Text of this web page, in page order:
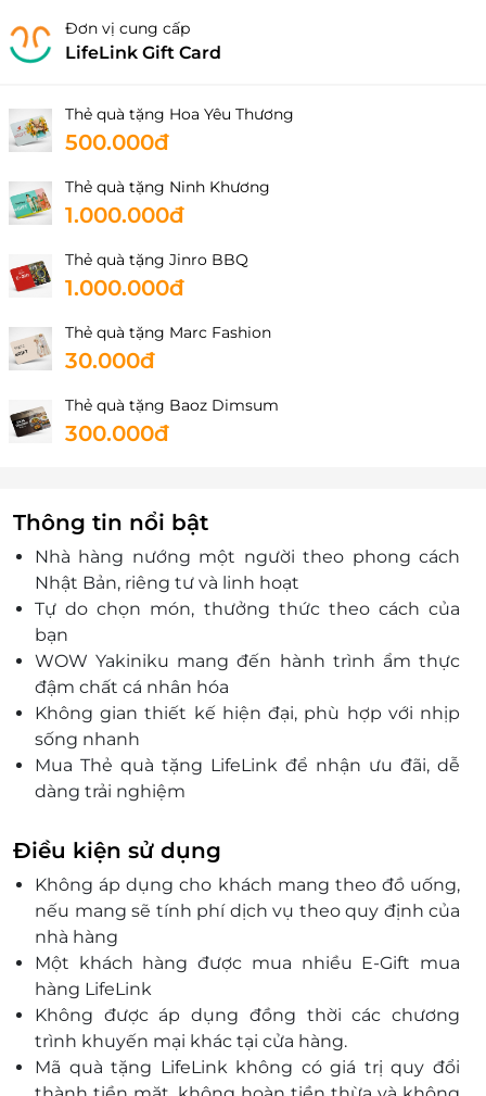
Đơn vị cung cấp
LifeLink Gift Card
Thẻ quà tặng Hoa Yêu Thương
500.000đ
Thẻ quà tặng Ninh Khương
1.000.000đ
Thẻ quà tặng Jinro BBQ
1.000.000đ
Thẻ quà tặng Marc Fashion
30.000đ
Thẻ quà tặng Baoz Dimsum
300.000đ
Thông tin nổi bật
Nhà hàng nướng một người theo phong cách
Nhật Bản, riêng tư và linh hoạt
Tự do chọn món, thưởng thức theo cách của
bạn
WOW Yakiniku mang đến hành trình ẩm thực
đậm chất cá nhân hóa
Không gian thiết kế hiện đại, phù hợp với nhịp
sống nhanh
Mua Thẻ quà tặng LifeLink để nhận ưu đãi, dễ
dàng trải nghiệm
không bị gián đoạn
Điều kiện sử dụng
Không áp dụng cho khách mang theo đồ uống,
nếu mang sẽ tính phí dịch vụ theo quy định của
nhà hàng
Một khách hàng được mua nhiều E-Gift mua
hàng LifeLink
Không được áp dụng đồng thời các chương
trình khuyến mại khác tại cửa hàng.
Mã quà tặng LifeLink không có giá trị quy đổi